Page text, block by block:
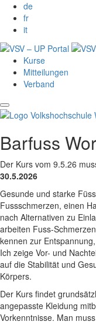
de
fr
it
Kurse
Mitteilungen
Verband
Barfuss
Der Kurs vom 9.5.26
30.5.2026
Gesunde und starke
Fussschmerzen, einen
nach Alternativen zu
arbeiten Fuss-
kennen zur
Ich zeige Vor- und
auf die Stabilität und
Körpers.
Der Kurs findet
angepasste Kleidung
Vorkenntnisse. Man